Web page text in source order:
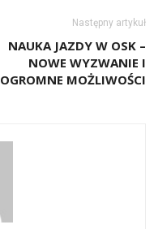
Następny artykuł
NAUKA JAZDY W OSK –
NOWE WYZWANIE I
OGROMNE MOŻLIWOŚCI